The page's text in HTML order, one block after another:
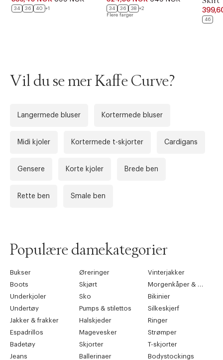
34 36 40 +1 34 36 38 +2
Flere farger
46
Forrige
Vil du se mer Kaffe Curve?
Langermede bluser Kortermede bluser
Midi kjoler Kortermede t-skjorter Cardigans
Gensere Korte kjoler Brede ben
Rette ben Smale ben
Populære damekategorier
Bukser Øreringer
Vinterjakker
Boots
Skjørt
Morgenkåper & kimonoer
Underkjoler
Sko
Bikinier
Undertøy
Pumps & stilettos
Silkeskjerf
Jakker & frakker
Halskjeder
Ringer
Espadrillos
Magevesker
Strømper
Badetøy
Skjorter
T-skjorter
Jeans
Ballerinaer
Bodystockings